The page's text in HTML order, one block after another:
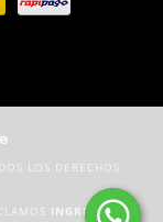
LOS DERECHOS
INGRESÁ ACÁ.